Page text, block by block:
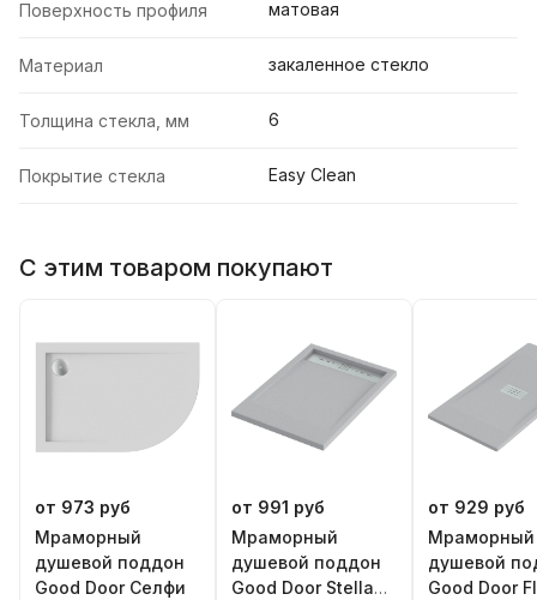
Поверхность профиля матовая
Материал закаленное стекло
Толщина стекла, мм 6
Покрытие стекла Easy Clean
С этим товаром покупают
от 973 руб
Мраморный
душевой поддон
Good Door Селфи
от 991 руб
Мраморный
душевой поддон
Good Door Stella
от 929 руб
Мраморный
душевой
Good Door